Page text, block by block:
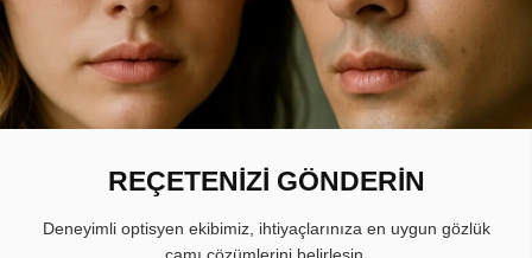
REÇETENİZİ GÖNDERİN
Deneyimli optisyen ekibimiz, ihtiyaçlarınıza en uygun gözlük